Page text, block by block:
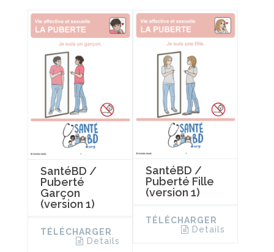
SantéBD /
Puberté
Garçon
(version 1)
TÉLÉCHARGER
Details
SantéBD /
Puberté Fille
(version 1)
TÉLÉCHARGER
Details